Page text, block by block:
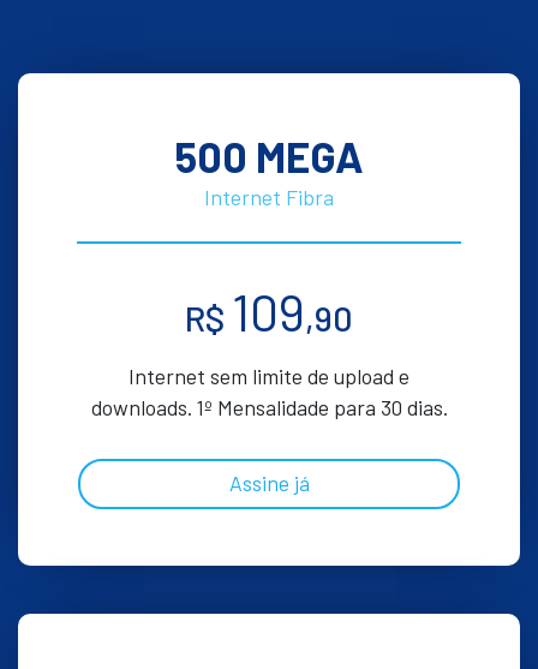
500 MEGA
Internet Fibra
R$ 109,90
Internet sem limite de upload e
downloads. 1º Mensalidade para 30 dias.
Assine já